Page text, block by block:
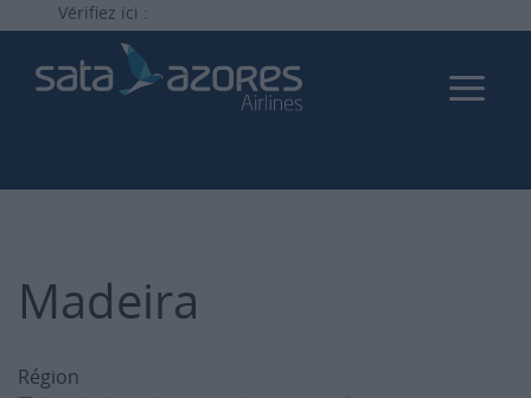
Vérifiez ici :
Madeira
Région